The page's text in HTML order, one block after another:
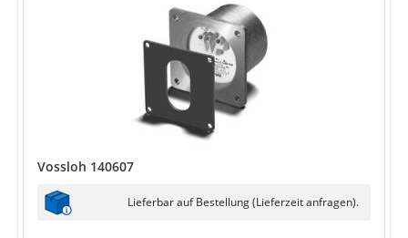
Vossloh 140607
Lieferbar auf Bestellung (Lieferzeit anfragen).